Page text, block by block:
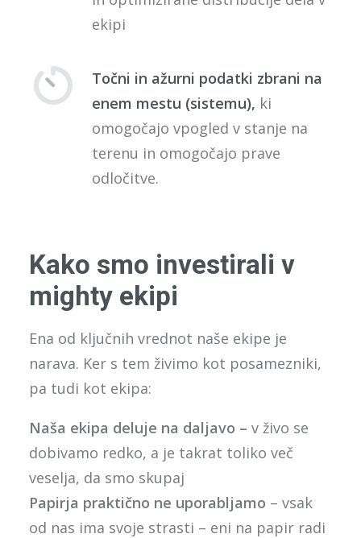
ekipi
Točni in ažurni podatki zbrani na
enem mestu (sistemu), ki
omogočajo vpogled v stanje na
terenu in omogočajo prave
odločitve.
Kako smo investirali v
mighty ekipi
Ena od ključnih vrednot naše ekipe je
narava. Ker s tem živimo kot posamezniki,
pa tudi kot ekipa:
Naša ekipa deluje na daljavo – v živo se
dobivamo redko, a je takrat toliko več
veselja, da smo skupaj
Papirja praktično ne uporabljamo – vsak
od nas ima svoje strasti – eni na papir radi